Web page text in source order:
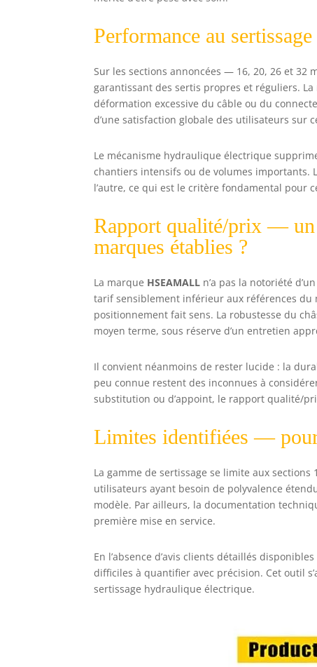
Performance au
Sur les sections annoncées — 16, 20, 26 et
garantissant des sertis propres et réguliers.
déformation excessive du câble ou du
d’une satisfaction globale des utilisateurs sur
Le mécanisme hydraulique électrique
chantiers intensifs ou de volumes importants.
l’autre, ce qui est le critère fondamental pour
Rapport qualité/prix — un
marques établies ?
La marque HSEAMALL n’a pas la notoriété
tarif sensiblement inférieur aux références du
positionnement fait sens. La robustesse du
moyen terme, sous réserve d’un entretien
Il convient néanmoins de rester lucide : la
peu connue restent des inconnues à
substitution ou d’appoint, le rapport qualité/
Limites identifiées —
La gamme de sertissage se limite aux
utilisateurs ayant besoin de polyvalence
modèle. Par ailleurs, la documentation
première mise en service.
En l’absence d’avis clients détaillés
difficiles à quantifier avec précision. Cet outil
sertissage hydraulique électrique.